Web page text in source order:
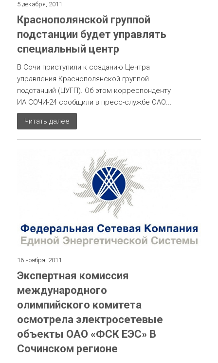
5 декабря, 2011
Краснополянской группой
подстанции будет управлять
специальный центр
В Сочи приступили к созданию Центра
управления Краснополянской группой
подстанций (ЦУГП). Об этом корреспонденту
ИА СОЧИ-24 сообщили в пресс-службе ОАО...
Читать далее
16 ноября, 2011
Экспертная комиссия
международного
олимпийского комитета
осмотрела электросетевые
объекты ОАО «ФСК ЕЭС» В
Сочинском регионе